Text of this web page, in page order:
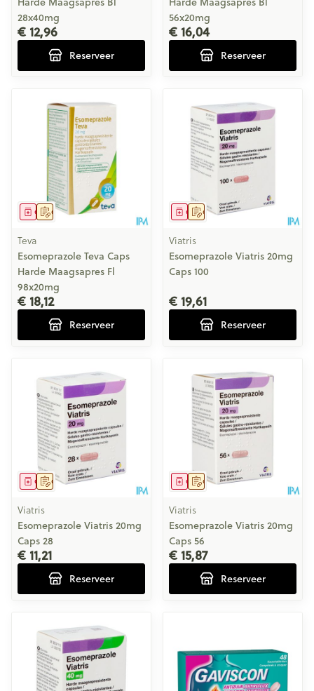
28x40mg
€ 12,96
Reserveer
56x20mg
€ 16,04
Reserveer
Op voorschrift
Geneesmiddel
Teva
Esomeprazole Teva Caps
Harde Maagsapres Fl
98x20mg
€ 18,12
Reserveer
Op voorschrift
Geneesmiddel
Viatris
Esomeprazole Viatris 20mg
Caps 100
€ 19,61
Reserveer
Op voorschrift
Geneesmiddel
Viatris
Esomeprazole Viatris 20mg
Caps 28
€ 11,21
Reserveer
Op voorschrift
Geneesmiddel
Viatris
Esomeprazole Viatris 20mg
Caps 56
€ 15,87
Reserveer